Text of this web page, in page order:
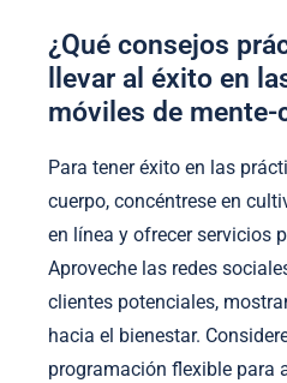
¿Qué consejos
llevar al éxito en
móviles de mente-
Para tener éxito en las
cuerpo, concéntrese en
en línea y ofrecer servicios
Aproveche las redes
clientes potenciales,
hacia el bienestar.
programación flexible para